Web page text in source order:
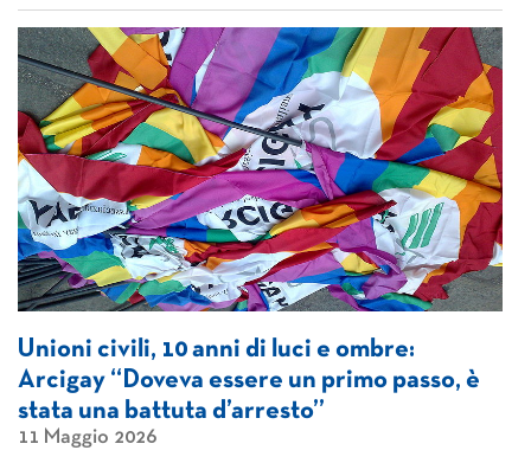
Unioni civili, 10 anni di luci e ombre:
Arcigay “Doveva essere un primo passo, è
stata una battuta d’arresto”
11 Maggio 2026